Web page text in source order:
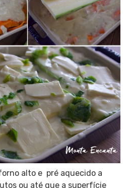
alto e pré aquecido a
ou até que a superfície